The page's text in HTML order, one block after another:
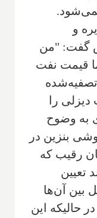
و
گفت: "من
قیمت نفت
را
به وضوح
بنزین در
رقیب که
تعیین
بین آن‌ها
حالیکه این